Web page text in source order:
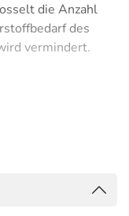
die Anzahl
des
vermindert.
des